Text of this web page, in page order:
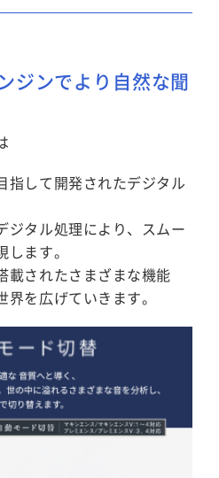
ジンでより自然な聞
指して開発されたデジタル
ジタル処理により、スムー
ます。
載されたさまざまな機能
を広げていきます。